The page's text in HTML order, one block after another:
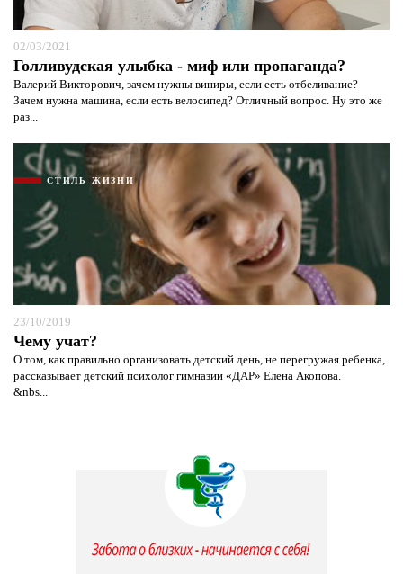
02/03/2021
Голливудская улыбка - миф или пропаганда?
Валерий Викторович, зачем нужны виниры, если есть отбеливание?
Зачем нужна машина, если есть велосипед? Отличный вопрос. Ну это же
раз...
СТИЛЬ ЖИЗНИ
23/10/2019
Чему учат?
О том, как правильно организовать детский день, не перегружая ребенка,
рассказывает детский психолог гимназии «ДАР» Елена Акопова.
&nbs...